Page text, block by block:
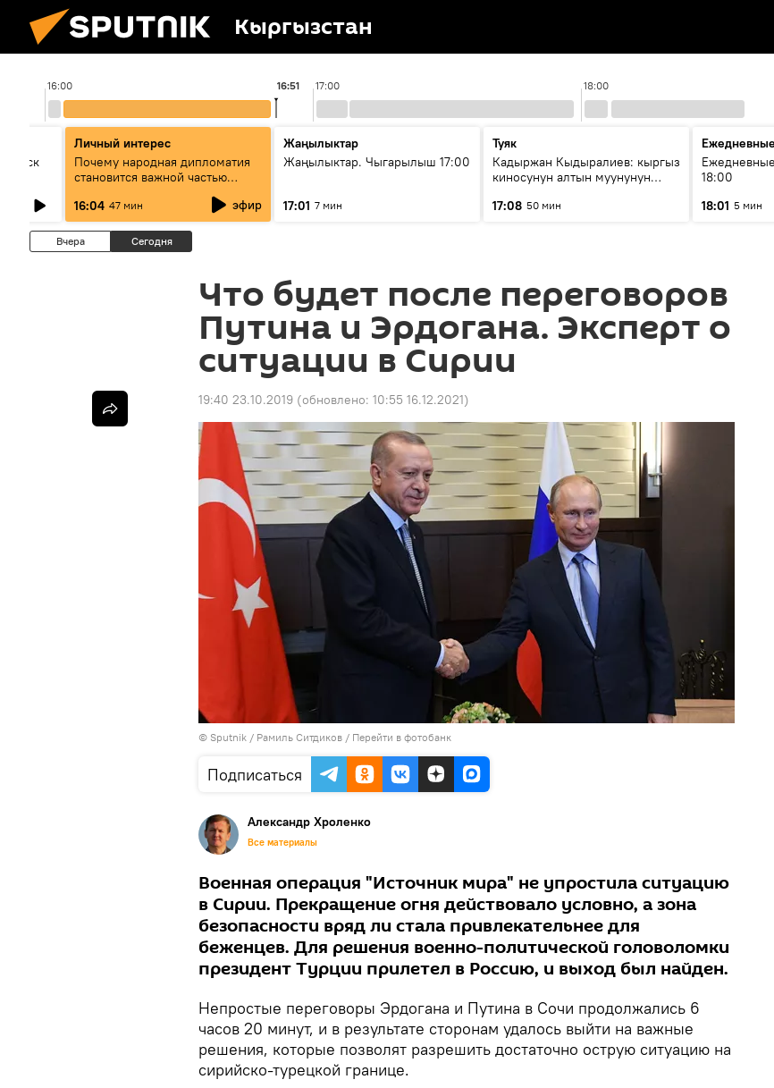
Кыргызстан
16:00 17:00 18:00
16:51
Личный интерес
Почему народная дипломатия
становится важной частью
сотрудничества
16:04 47 мин эфир
Жаңылыктар
Жаңылыктар. Чыгарылыш 17:00
17:01 7 мин
Туяк
Кадыржан Кыдыралиев: кыргыз
киносунун алтын муунунун
17:08 50 мин
18:00
18:01 5 мин
Вчера Сегодня
Что будет после переговоров
Путина и Эрдогана. Эксперт о
ситуации в Сирии
19:40 23.10.2019 (обновлено: 10:55 16.12.2021)
© Sputnik / Рамиль Ситдиков / Перейти в фотобанк
Подписаться
Александр Хроленко
Все материалы
Военная операция "Источник мира" не упростила ситуацию
в Сирии. Прекращение огня действовало условно, а зона
безопасности вряд ли стала привлекательнее для
беженцев. Для решения военно-политической головоломки
президент Турции прилетел в Россию, и выход был найден.
Непростые переговоры Эрдогана и Путина в Сочи продолжались 6
часов 20 минут, и в результате сторонам удалось выйти на важные
решения, которые позволят разрешить достаточно острую ситуацию на
сирийско-турецкой границе.